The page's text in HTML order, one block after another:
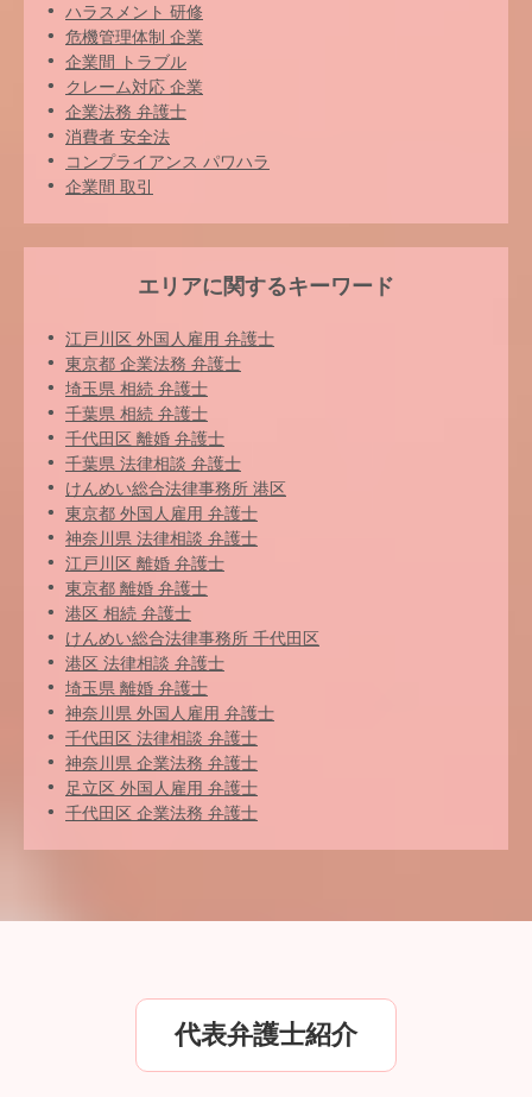
ハラスメント 研修
危機管理体制 企業
企業間 トラブル
クレーム対応 企業
企業法務 弁護士
消費者 安全法
コンプライアンス パワハラ
企業間 取引
エリアに関するキーワード
江戸川区 外国人雇用 弁護士
東京都 企業法務 弁護士
埼玉県 相続 弁護士
千葉県 相続 弁護士
千代田区 離婚 弁護士
千葉県 法律相談 弁護士
けんめい総合法律事務所 港区
東京都 外国人雇用 弁護士
神奈川県 法律相談 弁護士
江戸川区 離婚 弁護士
東京都 離婚 弁護士
港区 相続 弁護士
けんめい総合法律事務所 千代田区
港区 法律相談 弁護士
埼玉県 離婚 弁護士
神奈川県 外国人雇用 弁護士
千代田区 法律相談 弁護士
神奈川県 企業法務 弁護士
足立区 外国人雇用 弁護士
千代田区 企業法務 弁護士
代表弁護士紹介